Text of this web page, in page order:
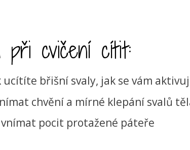
při cvičení cítit:
ucítíte břišní svaly, jak se vám
chvění a mírné klepání svalů
pocit protažené páteře